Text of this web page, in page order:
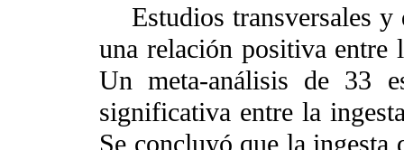
Estudios transversales y
una relación positiva entre
Un meta-análisis de 33
significativa entre la
Se concluyó que la